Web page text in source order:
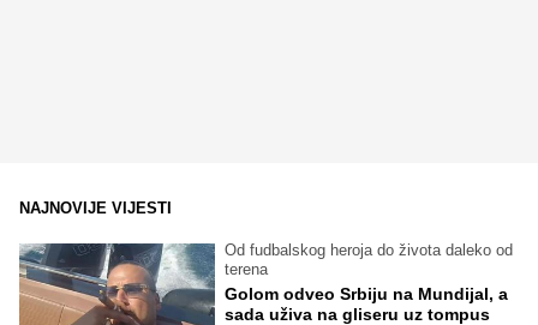
NAJNOVIJE VIJESTI
Od fudbalskog heroja do života daleko od
terena
Golom odveo Srbiju na Mundijal, a
sada uživa na gliseru uz tompus